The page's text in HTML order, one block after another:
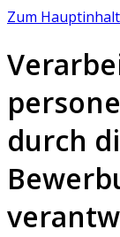
Zum
durch